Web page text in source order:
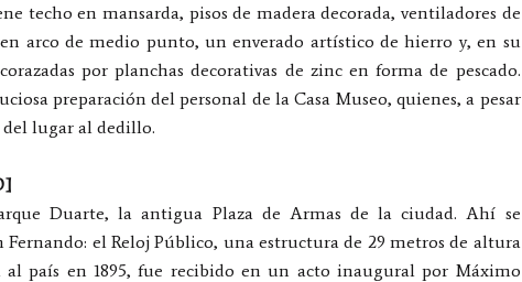
techo en mansarda, pisos de madera decorada, ventiladores de
arco de medio punto, un enverado artístico de hierro y, en su
por planchas decorativas de zinc en forma de pescado.
preparación del personal de la Casa Museo, quienes, a pesar
lugar al dedillo.
Duarte, la antigua Plaza de Armas de la ciudad. Ahí se
Fernando: el Reloj Público, una estructura de 29 metros de altura
al país en 1895, fue recibido en un acto inaugural por Máximo